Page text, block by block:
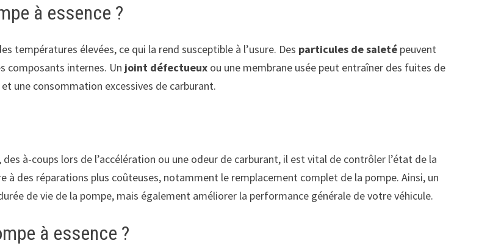
à essence ?
températures élevées, ce qui la rend susceptible à l’usure. Des particules de saleté peuvent
composants internes. Un joint défectueux ou une membrane usée peut entraîner des fuites de
une consommation excessives de carburant.
à-coups lors de l’accélération ou une odeur de carburant, il est vital de contrôler l’état de la
à des réparations plus coûteuses, notamment le remplacement complet de la pompe. Ainsi, un
de vie de la pompe, mais également améliorer la performance générale de votre véhicule.
à essence ?